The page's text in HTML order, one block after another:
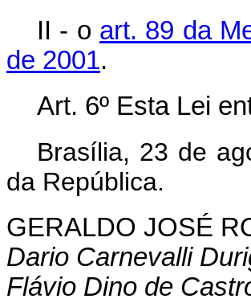
II - o art. 89 da
de 2001.
Art. 6º Esta Lei
Brasília, 23 de
da República.
GERALDO JOSÉ
Dario Carnevalli
Flávio Dino de